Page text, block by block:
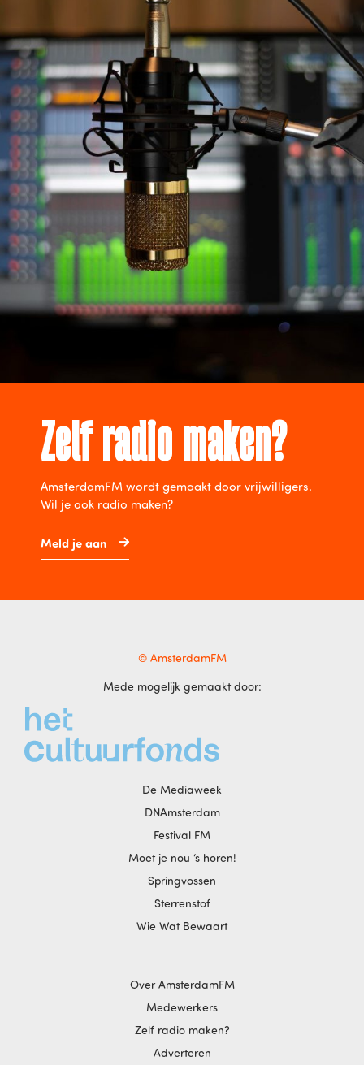
Zelf radio maken?
AmsterdamFM wordt gemaakt door vrijwilligers.
Wil je ook radio maken?
Meld je aan
© AmsterdamFM
Mede mogelijk gemaakt door:
De Mediaweek
DNAmsterdam
Festival FM
Moet je nou ‘s horen!
Springvossen
Sterrenstof
Wie Wat Bewaart
Over AmsterdamFM
Medewerkers
Zelf radio maken?
Adverteren